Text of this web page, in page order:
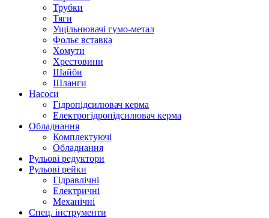
Трубки
Тяги
Ущільнювачі гумо-метал
Фольє вставка
Хомути
Хрестовини
Шайби
Шланги
Насоси
Гідропідсилювач керма
Електрогідропідсилювач керма
Обладнання
Комплектуючі
Обладнання
Рульові редуктори
Рульові рейки
Гідравлічні
Електричні
Механічні
Спец. інструменти